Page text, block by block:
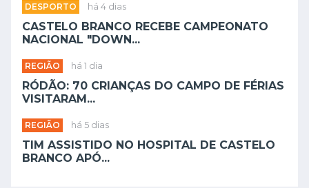
DESPORTO há 4 dias
CASTELO BRANCO RECEBE CAMPEONATO
NACIONAL "DOWN...
REGIÃO há 1 dia
RÓDÃO: 70 CRIANÇAS DO CAMPO DE FÉRIAS
VISITARAM...
REGIÃO há 5 dias
TIM ASSISTIDO NO HOSPITAL DE CASTELO
BRANCO APÓ...